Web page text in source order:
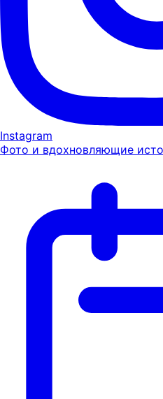
Instagram
Фото и вдохновляющие